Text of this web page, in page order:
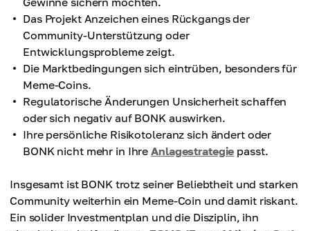
Das Projekt Anzeichen eines Rückgangs der
Community-Unterstützung oder
Entwicklungsprobleme zeigt.
Die Marktbedingungen sich eintrüben, besonders für
Meme-Coins.
Regulatorische Änderungen Unsicherheit schaffen
oder sich negativ auf BONK auswirken.
Ihre persönliche Risikotoleranz sich ändert oder
BONK nicht mehr in IhreAnlagestrategie passt.
Insgesamt ist BONK trotz seiner Beliebtheit und starken
Community weiterhin ein Meme-Coin und damit riskant.
Ein solider Investmentplan und die Disziplin, ihn